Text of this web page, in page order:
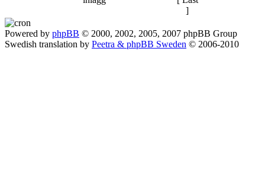
Powered by phpBB © 2000, 2002, 2005, 2007 phpBB Group
Swedish translation by Peetra & phpBB Sweden © 2006-2010